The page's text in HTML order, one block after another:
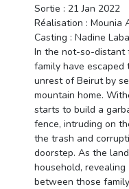
Sortie : 21 Jan 2022
Réalisation : Mounia
Casting : Nadine
In the not-so-distant
family have
unrest of Beirut by
mountain home.
starts to build a
fence, intruding on
the trash and
doorstep. As the
household, revealing
between those